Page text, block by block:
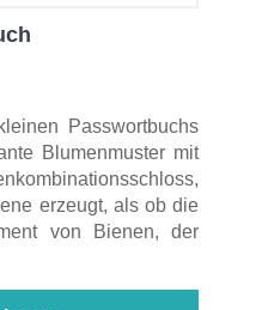
Passwortbuchs
Blumenmuster mit
erzeugt, als ob die
von Bienen, der